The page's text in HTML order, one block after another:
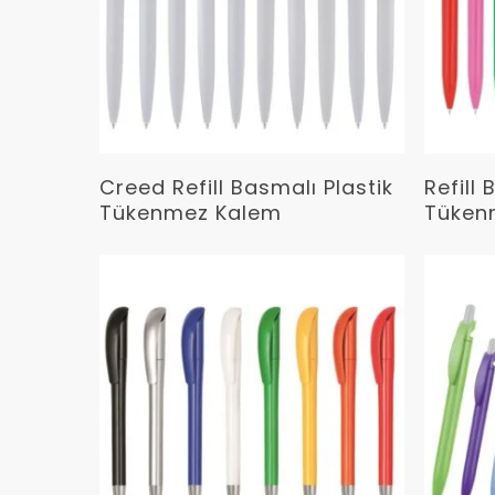
Devamını Oku
Creed Refill Basmalı Plastik
Tükenmez Kalem
Refill